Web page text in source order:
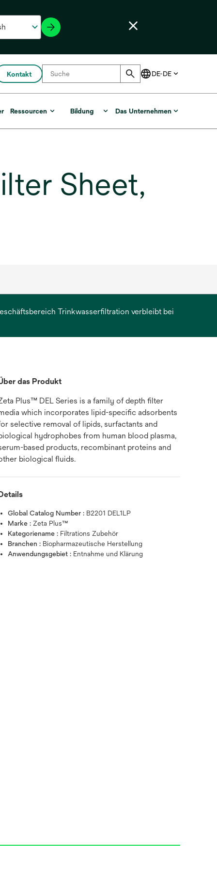
Kontakt
Ressourcen Bildung Das Unternehmen
Sheet,
Trinkwasserfiltration verbleibt bei
das Produkt
Plus™ DEL Series is a family of depth filter
which incorporates lipid-specific adsorbents
selective removal of lipids, surfactants and
hydrophobes from human blood plasma,
based products, recombinant proteins and
biological fluids.
Global Catalog Number : B2201 DEL1LP
Marke :Zeta Plus™
Kategoriename : Filtrations Zubehör
Branchen : Biopharmazeutische Herstellung
Anwendungsgebiet : Entnahme und Klärung